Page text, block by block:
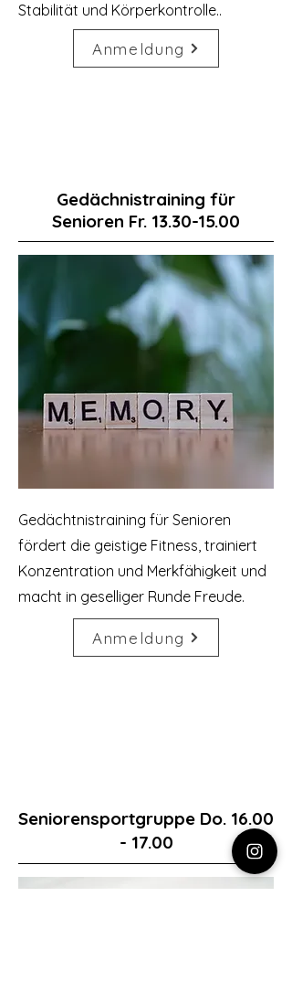
Stabilität und Körperkontrolle..
Anmeldung
Gedächnistraining für
Senioren Fr. 13.30-15.00
Gedächtnistraining für Senioren
fördert die geistige Fitness, trainiert
Konzentration und Merkfähigkeit und
macht in geselliger Runde Freude.
Anmeldung
Seniorensportgruppe Do. 16.00
- 17.00